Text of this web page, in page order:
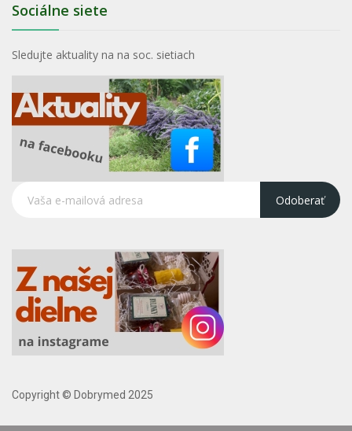
Sociálne siete
Sledujte aktuality na na soc. sietiach
Odoberať
Copyright © Dobrymed 2025